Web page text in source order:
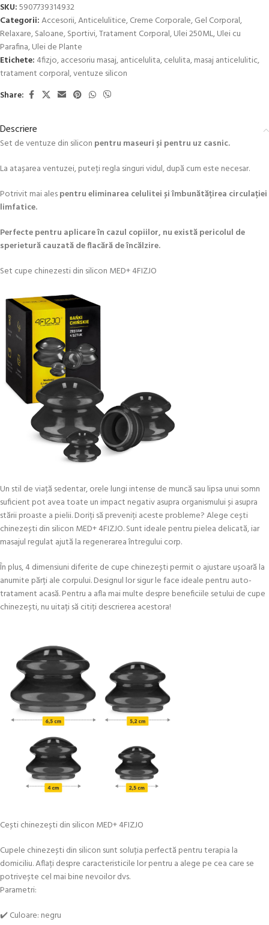
SKU:5907739314932
Categorii:Accesorii,Anticelulitice,Creme Corporale,Gel Corporal,
Relaxare,Saloane,Sportivi,Tratament Corporal,Ulei 250ML,Ulei cu
Parafina,Ulei de Plante
Etichete: 4fizjo,accesoriu masaj,anticelulita,celulita,masaj anticelulitic,
tratament corporal,ventuze silicon
Share:
Descriere
Set de ventuze din silicon pentru maseuri și pentru uz casnic.
La atașarea ventuzei, puteți regla singuri vidul, după cum este necesar.
Potrivit mai alespentru eliminarea celulitei și îmbunătățirea circulației
limfatice.
Perfecte pentru aplicare în cazul copiilor, nu există pericolul de
sperietură cauzată de flacără de încălzire.
Set cupe chinezesti din silicon MED+ 4FIZJO
Un stil de viață sedentar, orele lungi intense de muncă sau lipsa unui somn
suficient pot avea toate un impact negativ asupra organismului și asupra
stării proaste a pielii. Doriți să preveniți aceste probleme? Alege cești
chinezești din silicon MED+ 4FIZJO. Sunt ideale pentru pielea delicată, iar
masajul regulat ajută la regenerarea întregului corp.
În plus, 4 dimensiuni diferite de cupe chinezești permit o ajustare ușoară la
anumite părți ale corpului. Designul lor sigur le face ideale pentru auto-
tratament acasă. Pentru a afla mai multe despre beneficiile setului de cupe
chinezești, nu uitați să citiți descrierea acestora!
Cești chinezești din silicon MED+ 4FIZJO
Cupele chinezești din silicon sunt soluția perfectă pentru terapia la
domiciliu. Aflați despre caracteristicile lor pentru a alege pe cea care se
potrivește cel mai bine nevoilor dvs.
Parametri:
✔️ Culoare: negru